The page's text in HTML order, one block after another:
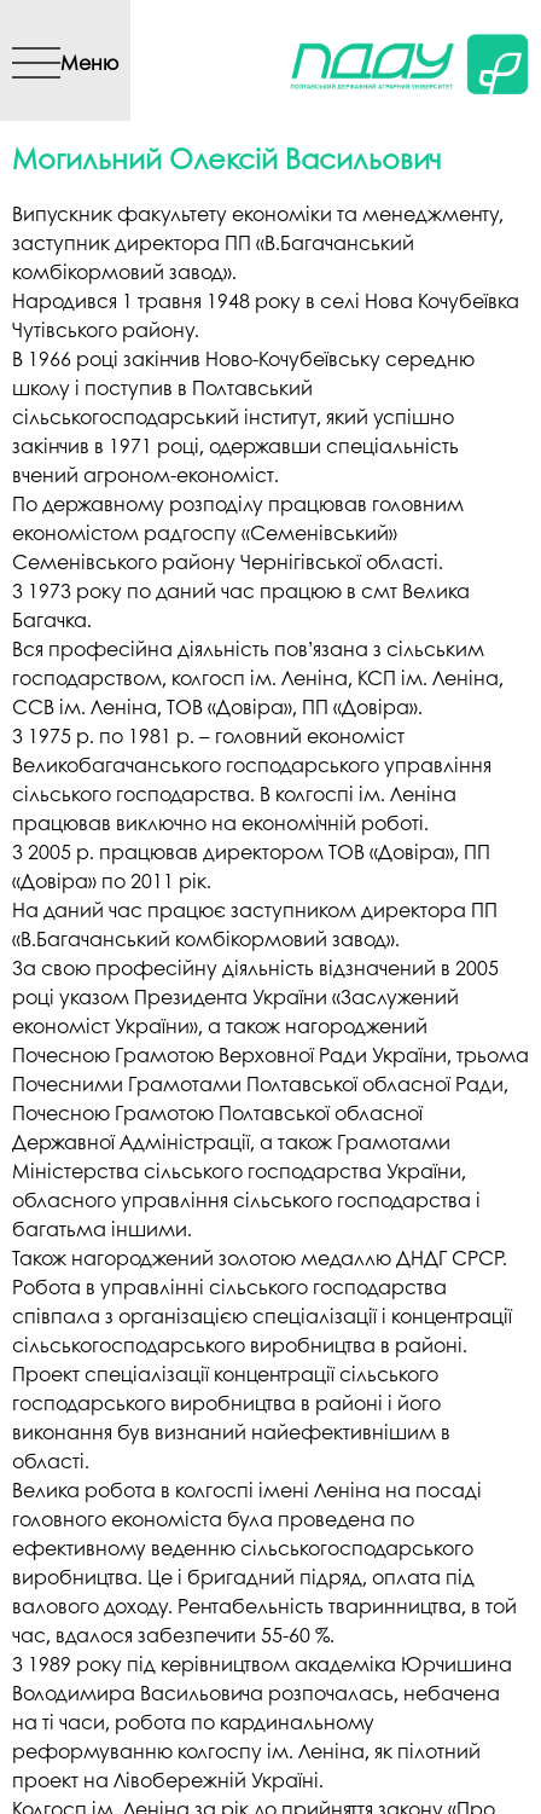
вмісту
Меню
Могильний Олексій Васильович
Випускник факультету економіки та менеджменту,
заступник директора ПП «В.Багачанський
комбікормовий завод».
Народився 1 травня 1948 року в селі Нова Кочубеївка
Чутівського району.
В 1966 році закінчив Ново-Кочубеївську середню
школу і поступив в Полтавський
сільськогосподарський інститут, який успішно
закінчив в 1971 році, одержавши спеціальність
вчений агроном-економіст.
По державному розподілу працював головним
економістом радгоспу «Семенівський»
Семенівського району Чернігівської області.
З 1973 року по даний час працюю в смт Велика
Багачка.
Вся професійна діяльність пов’язана з сільським
господарством, колгосп ім. Леніна, КСП ім. Леніна,
ССВ ім. Леніна, ТОВ «Довіра», ПП «Довіра».
З 1975 р. по 1981 р. – головний економіст
Великобагачанського господарського управління
сільського господарства. В колгоспі ім. Леніна
працював виключно на економічній роботі.
З 2005 р. працював директором ТОВ «Довіра», ПП
«Довіра» по 2011 рік.
На даний час працює заступником директора ПП
«В.Багачанський комбікормовий завод».
За свою професійну діяльність відзначений в 2005
році указом Президента України «Заслужений
економіст України», а також нагороджений
Почесною Грамотою Верховної Ради України, трьома
Почесними Грамотами Полтавської обласної Ради,
Почесною Грамотою Полтавської обласної
Державної Адміністрації, а також Грамотами
Міністерства сільського господарства України,
обласного управління сільського господарства і
багатьма іншими.
Також нагороджений золотою медаллю ДНДГ СРСР.
Робота в управлінні сільського господарства
співпала з організацією спеціалізації і концентрації
сільськогосподарського виробництва в районі.
Проект спеціалізації концентрації сільського
господарського виробництва в районі і його
виконання був визнаний найефективнішим в
області.
Велика робота в колгоспі імені Леніна на посаді
головного економіста була проведена по
ефективному веденню сільськогосподарського
виробництва. Це і бригадний підряд, оплата під
валового доходу. Рентабельність тваринництва, в той
час, вдалося забезпечити 55-60 %.
З 1989 року під керівництвом академіка Юрчишина
Володимира Васильовича розпочалась, небачена
на ті часи, робота по кардинальному
реформуванню колгоспу ім. Леніна, як пілотний
проект на Лівобережній Україні.
Колгосп ім. Леніна за рік до прийняття закону «Про